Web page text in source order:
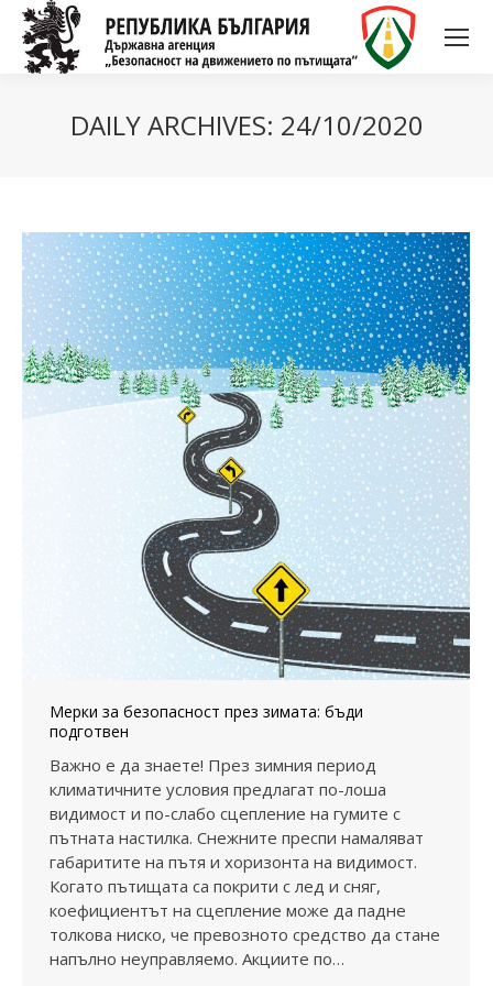
DAILY ARCHIVES: 24/10/2020
Мерки за безопасност през зимата: бъди
подготвен
Важно е да знаете! През зимния период
климатичните условия предлагат по-лоша
видимост и по-слабо сцепление на гумите с
пътната настилка. Снежните преспи намаляват
габаритите на пътя и хоризонта на видимост.
Когато пътищата са покрити с лед и сняг,
коефициентът на сцепление може да падне
толкова ниско, че превозното средство да стане
напълно неуправляемо. Акциите по…